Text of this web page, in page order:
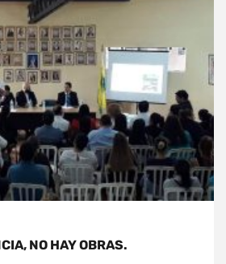
NO HAY OBRAS.